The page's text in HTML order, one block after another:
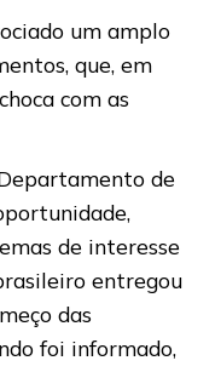
um amplo
que, em
com as
de
de interesse
entregou
das
foi informado,